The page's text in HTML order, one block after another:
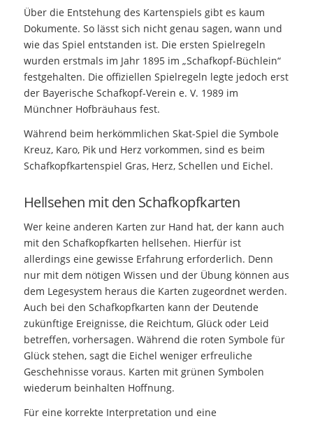
Über die Entstehung des Kartenspiels gibt es kaum
Dokumente. So lässt sich nicht genau sagen, wann und
wie das Spiel entstanden ist. Die ersten Spielregeln
wurden erstmals im Jahr 1895 im „Schafkopf-Büchlein“
festgehalten. Die offiziellen Spielregeln legte jedoch erst
der Bayerische Schafkopf-Verein e. V. 1989 im
Münchner Hofbräuhaus fest.
Während beim herkömmlichen Skat-Spiel die Symbole
Kreuz, Karo, Pik und Herz vorkommen, sind es beim
Schafkopfkartenspiel Gras, Herz, Schellen und Eichel.
Hellsehen mit den Schafkopfkarten
Wer keine anderen Karten zur Hand hat, der kann auch
mit den Schafkopfkarten hellsehen. Hierfür ist
allerdings eine gewisse Erfahrung erforderlich. Denn
nur mit dem nötigen Wissen und der Übung können aus
dem Legesystem heraus die Karten zugeordnet werden.
Auch bei den Schafkopfkarten kann der Deutende
zukünftige Ereignisse, die Reichtum, Glück oder Leid
betreffen, vorhersagen. Während die roten Symbole für
Glück stehen, sagt die Eichel weniger erfreuliche
Geschehnisse voraus. Karten mit grünen Symbolen
wiederum beinhalten Hoffnung.
Für eine korrekte Interpretation und eine